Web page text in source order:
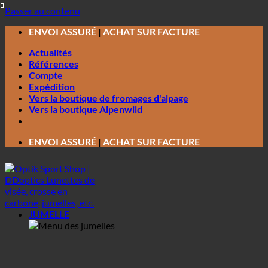
Passer au contenu
ENVOI ASSURÉ | ACHAT SUR FACTURE
Actualités
Références
Compte
Expédition
Vers la boutique de fromages d'alpage
Vers la boutique Alpenwild
ENVOI ASSURÉ | ACHAT SUR FACTURE
JUMELLE